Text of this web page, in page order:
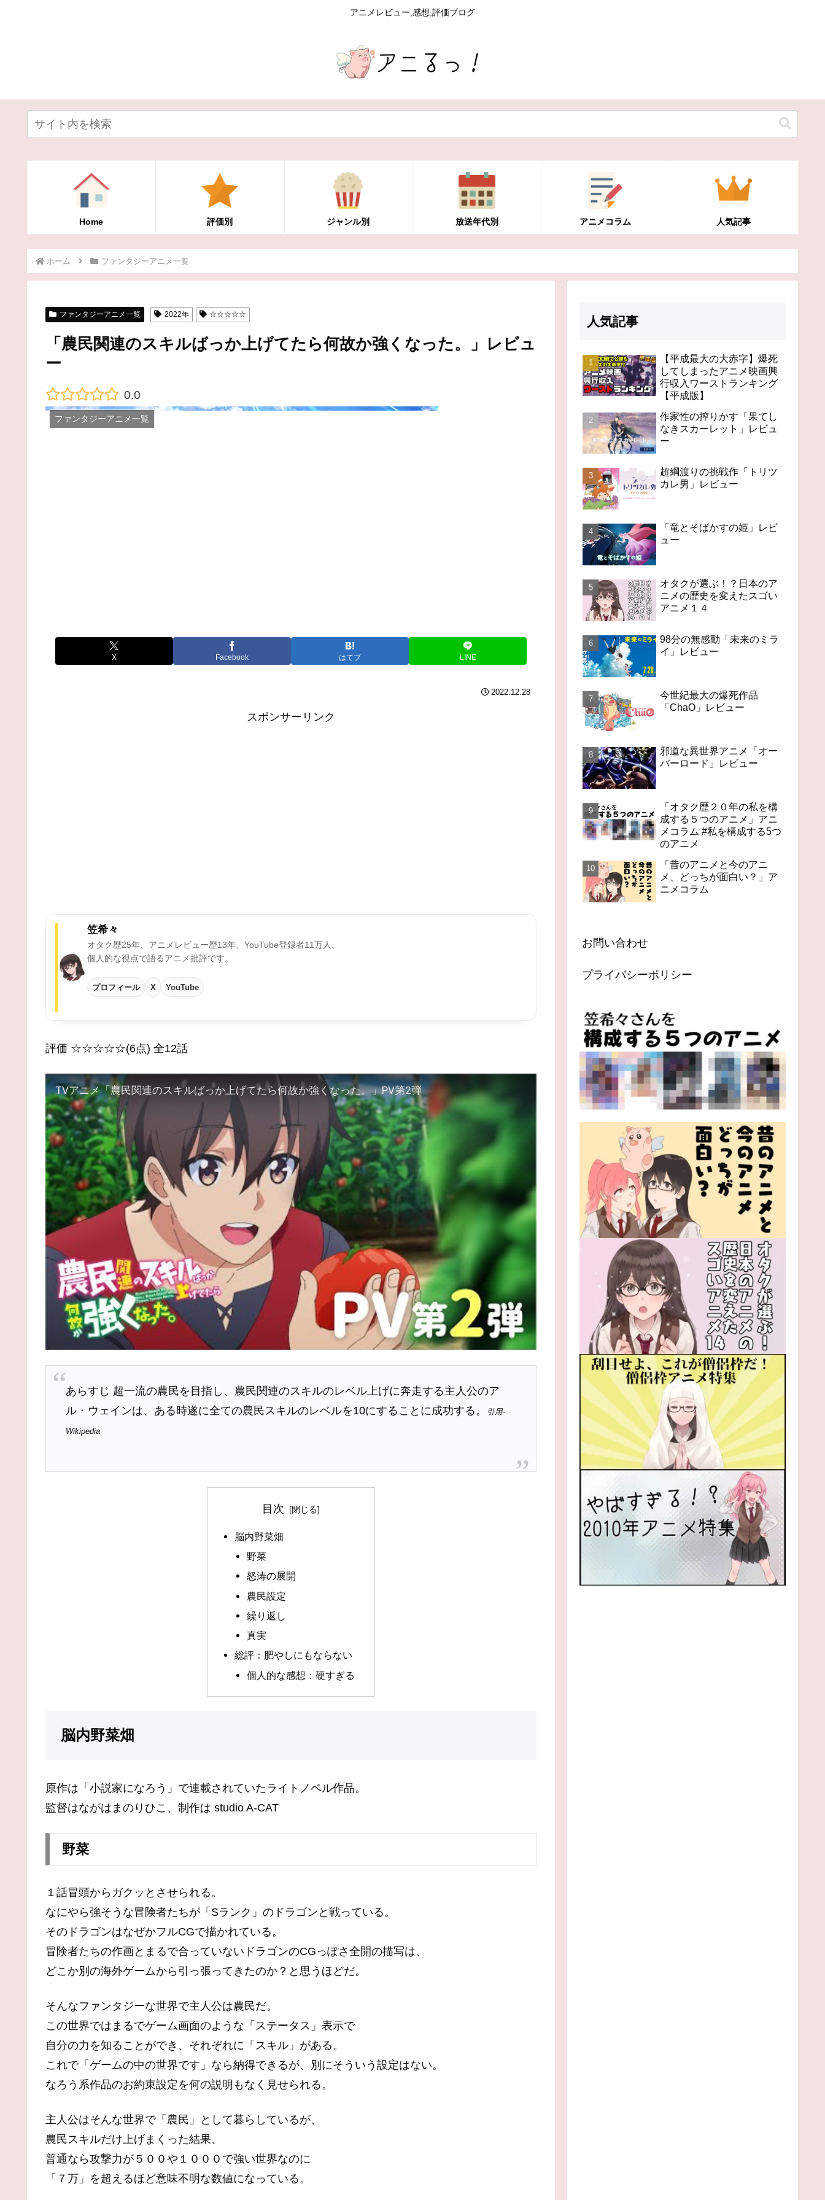
アニメレビュー,感想,評価ブログ
Home 評価別 ジャンル別 放送年代別 アニメコラム 人気記事
ホーム ファンタジーアニメ一覧
ファンタジーアニメ一覧 2022年 ☆☆☆☆☆
「農民関連のスキルばっか上げてたら何故か強くなった。」レビュ
ー
0.0
ファンタジーアニメ一覧
X Facebook はてブ LINE
2022.12.28
スポンサーリンク
笠希々
オタク歴25年、アニメレビュー歴13年、YouTube登録者11万人。
個人的な視点で語るアニメ批評です。
プロフィール X YouTube
評価 ☆☆☆☆☆(6点) 全12話
TVアニメ「農民関連のスキルばっか上げてたら何故か強くなった。」PV第2弾
あらすじ 超一流の農民を目指し、農民関連のスキルのレベル上げに奔走する主人公のア
ル・ウェインは、ある時遂に全ての農民スキルのレベルを10にすることに成功する。
引用-
Wikipedia
目次
脳内野菜畑
野菜
怒涛の展開
農民設定
繰り返し
真実
総評：肥やしにもならない
個人的な感想：硬すぎる
脳内野菜畑
原作は「小説家になろう」で連載されていたライトノベル作品。
監督はながはまのりひこ、制作は studio A-CAT
野菜
１話冒頭からガクッとさせられる。
なにやら強そうな冒険者たちが「Sランク」のドラゴンと戦っている。
そのドラゴンはなぜかフルCGで描かれている。
冒険者たちの作画とまるで合っていないドラゴンのCGっぽさ全開の描写は、
どこか別の海外ゲームから引っ張ってきたのか？と思うほどだ。
そんなファンタジーな世界で主人公は農民だ。
この世界ではまるでゲーム画面のような「ステータス」表示で
自分の力を知ることができ、それぞれに「スキル」がある。
これで「ゲームの中の世界です」なら納得できるが、別にそういう設定はない。
なろう系作品のお約束設定を何の説明もなく見せられる。
主人公はそんな世界で「農民」として暮らしているが、
農民スキルだけ上げまくった結果、
普通なら攻撃力が５００や１０００で強い世界なのに
「７万」を超えるほど意味不明な数値になっている。
人気記事
【平成最大の大赤字】爆死
してしまったアニメ映画興
行収入ワーストランキング
【平成版】
作家性の搾りかす「果てし
なきスカーレット」レビュ
ー
超綱渡りの挑戦作「トリツ
カレ男」レビュー
「竜とそばかすの姫」レビ
ュー
オタクが選ぶ！？日本のア
ニメの歴史を変えたスゴい
アニメ１４
98分の無感動「未来のミラ
イ」レビュー
今世紀最大の爆死作品
「ChaO」レビュー
邪道な異世界アニメ「オー
バーロード」レビュー
「オタク歴２０年の私を構
成する５つのアニメ」アニ
メコラム #私を構成する5つ
のアニメ
「昔のアニメと今のアニ
メ、どっちが面白い？」ア
ニメコラム
お問い合わせ
プライバシーポリシー